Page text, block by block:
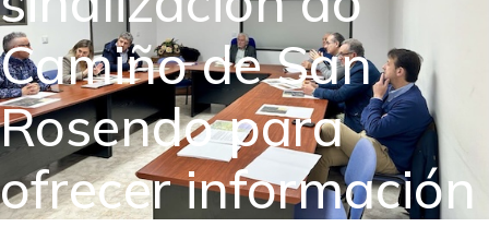
Camiño de San
Rosendo para
ofrecer información